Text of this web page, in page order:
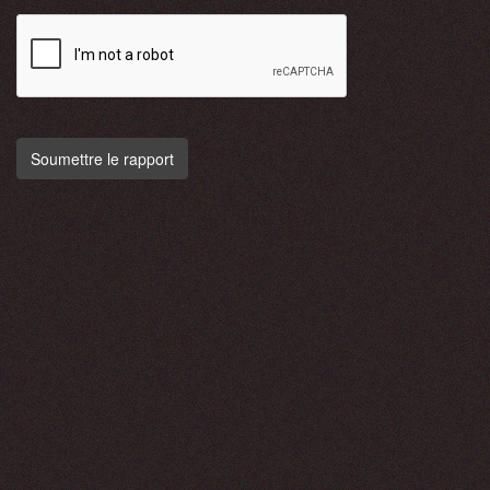
Soumettre le rapport